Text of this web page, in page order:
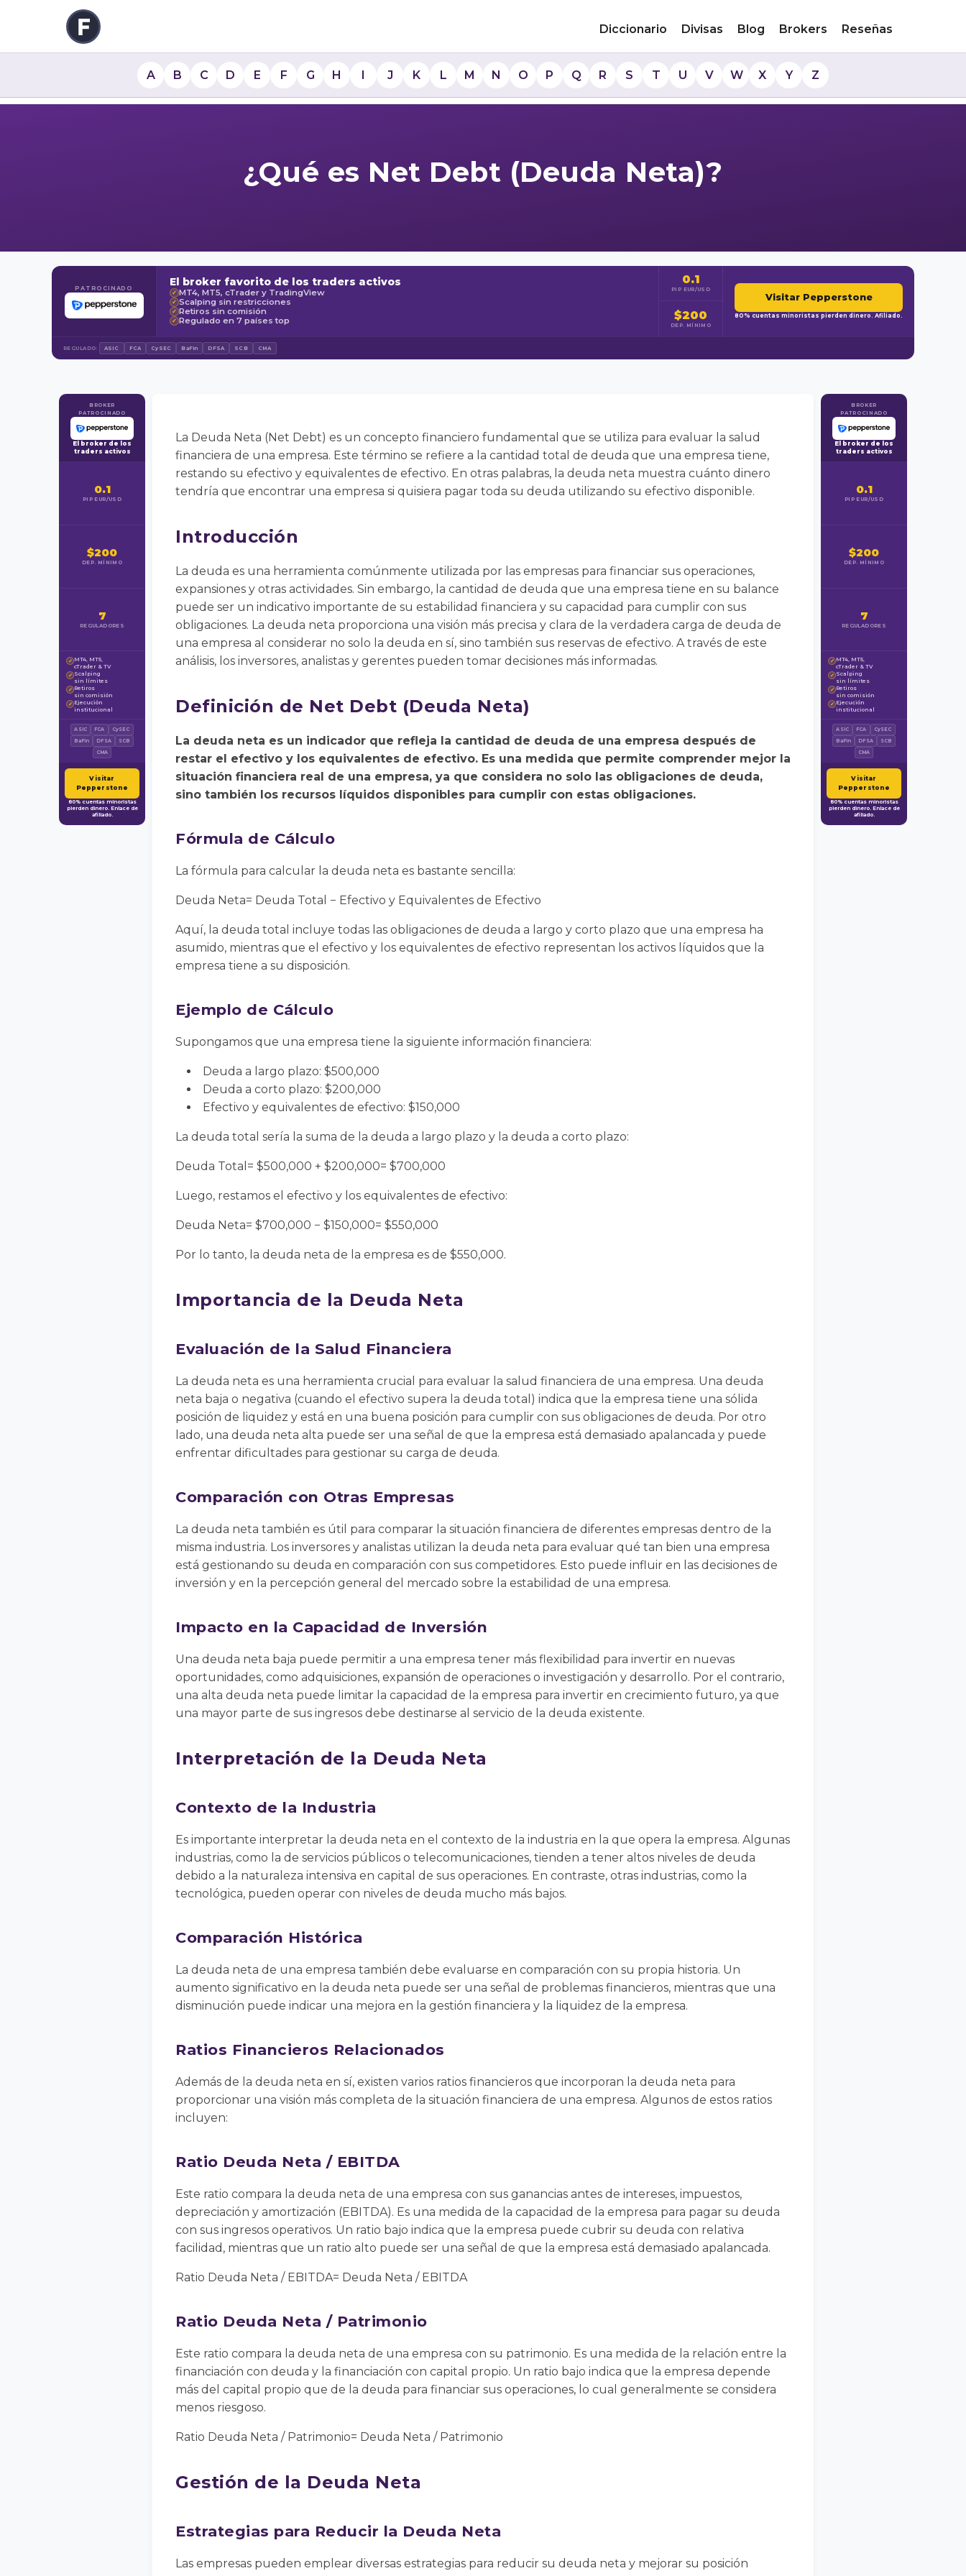
Diccionario Divisas Blog Brokers Reseñas
A B C D E F G H I J K L M N O P Q R S T U V W X Y Z
¿Qué es Net Debt (Deuda Neta)?
PATROCINADO El broker favorito de los traders activos
✓ MT4, MT5, cTrader y TradingView
✓ Scalping sin restricciones
✓ Retiros sin comisión
✓ Regulado en 7 países top
0.1
PIP EUR/USD
$200
DEP. MÍNIMO
Visitar Pepperstone
80% cuentas minoristas pierden dinero. Afiliado.
REGULADO: ASIC FCA CySEC BaFin DFSA SCB CMA
BROKER
PATROCINADO
El broker de los
traders activos
0.1
PIP EUR/USD
$200
DEP. MÍNIMO
7
REGULADORES
✓ MT4, MT5,
cTrader & TV
✓ Scalping
sin límites
✓ Retiros
sin comisión
✓ Ejecución
institucional
ASIC FCA
CySEC
BaFin
DFSA
SCB
CMA
Visitar
Pepperstone
80% cuentas minoristas
pierden dinero. Enlace de
afiliado.
La Deuda Neta (Net Debt) es un concepto financiero fundamental que se utiliza para evaluar la salud
financiera de una empresa. Este término se refiere a la cantidad total de deuda que una empresa tiene,
restando su efectivo y equivalentes de efectivo. En otras palabras, la deuda neta muestra cuánto dinero
tendría que encontrar una empresa si quisiera pagar toda su deuda utilizando su efectivo disponible.
Introducción
La deuda es una herramienta comúnmente utilizada por las empresas para financiar sus operaciones,
expansiones y otras actividades. Sin embargo, la cantidad de deuda que una empresa tiene en su balance
puede ser un indicativo importante de su estabilidad financiera y su capacidad para cumplir con sus
obligaciones. La deuda neta proporciona una visión más precisa y clara de la verdadera carga de deuda de
una empresa al considerar no solo la deuda en sí, sino también sus reservas de efectivo. A través de este
análisis, los inversores, analistas y gerentes pueden tomar decisiones más informadas.
Definición de Net Debt (Deuda Neta)
La deuda neta es un indicador que refleja la cantidad de deuda de una empresa después de
restar el efectivo y los equivalentes de efectivo. Es una medida que permite comprender mejor la
situación financiera real de una empresa, ya que considera no solo las obligaciones de deuda,
sino también los recursos líquidos disponibles para cumplir con estas obligaciones.
Fórmula de Cálculo
La fórmula para calcular la deuda neta es bastante sencilla:
Deuda Neta= Deuda Total − Efectivo y Equivalentes de Efectivo
Aquí, la deuda total incluye todas las obligaciones de deuda a largo y corto plazo que una empresa ha
asumido, mientras que el efectivo y los equivalentes de efectivo representan los activos líquidos que la
empresa tiene a su disposición.
Ejemplo de Cálculo
Supongamos que una empresa tiene la siguiente información financiera:
Deuda a largo plazo: $500,000
Deuda a corto plazo: $200,000
Efectivo y equivalentes de efectivo: $150,000
La deuda total sería la suma de la deuda a largo plazo y la deuda a corto plazo:
Deuda Total= $500,000 + $200,000= $700,000
Luego, restamos el efectivo y los equivalentes de efectivo:
Deuda Neta= $700,000 − $150,000= $550,000
Por lo tanto, la deuda neta de la empresa es de $550,000.
Importancia de la Deuda Neta
Evaluación de la Salud Financiera
La deuda neta es una herramienta crucial para evaluar la salud financiera de una empresa. Una deuda
neta baja o negativa (cuando el efectivo supera la deuda total) indica que la empresa tiene una sólida
posición de liquidez y está en una buena posición para cumplir con sus obligaciones de deuda. Por otro
lado, una deuda neta alta puede ser una señal de que la empresa está demasiado apalancada y puede
enfrentar dificultades para gestionar su carga de deuda.
Comparación con Otras Empresas
La deuda neta también es útil para comparar la situación financiera de diferentes empresas dentro de la
misma industria. Los inversores y analistas utilizan la deuda neta para evaluar qué tan bien una empresa
está gestionando su deuda en comparación con sus competidores. Esto puede influir en las decisiones de
inversión y en la percepción general del mercado sobre la estabilidad de una empresa.
Impacto en la Capacidad de Inversión
Una deuda neta baja puede permitir a una empresa tener más flexibilidad para invertir en nuevas
oportunidades, como adquisiciones, expansión de operaciones o investigación y desarrollo. Por el contrario,
una alta deuda neta puede limitar la capacidad de la empresa para invertir en crecimiento futuro, ya que
una mayor parte de sus ingresos debe destinarse al servicio de la deuda existente.
Interpretación de la Deuda Neta
Contexto de la Industria
Es importante interpretar la deuda neta en el contexto de la industria en la que opera la empresa. Algunas
industrias, como la de servicios públicos o telecomunicaciones, tienden a tener altos niveles de deuda
debido a la naturaleza intensiva en capital de sus operaciones. En contraste, otras industrias, como la
tecnológica, pueden operar con niveles de deuda mucho más bajos.
Comparación Histórica
La deuda neta de una empresa también debe evaluarse en comparación con su propia historia. Un
aumento significativo en la deuda neta puede ser una señal de problemas financieros, mientras que una
disminución puede indicar una mejora en la gestión financiera y la liquidez de la empresa.
Ratios Financieros Relacionados
Además de la deuda neta en sí, existen varios ratios financieros que incorporan la deuda neta para
proporcionar una visión más completa de la situación financiera de una empresa. Algunos de estos ratios
incluyen:
Ratio Deuda Neta / EBITDA
Este ratio compara la deuda neta de una empresa con sus ganancias antes de intereses, impuestos,
depreciación y amortización (EBITDA). Es una medida de la capacidad de la empresa para pagar su deuda
con sus ingresos operativos. Un ratio bajo indica que la empresa puede cubrir su deuda con relativa
facilidad, mientras que un ratio alto puede ser una señal de que la empresa está demasiado apalancada.
Ratio Deuda Neta / EBITDA= Deuda Neta / EBITDA
Ratio Deuda Neta / Patrimonio
Este ratio compara la deuda neta de una empresa con su patrimonio. Es una medida de la relación entre la
financiación con deuda y la financiación con capital propio. Un ratio bajo indica que la empresa depende
más del capital propio que de la deuda para financiar sus operaciones, lo cual generalmente se considera
menos riesgoso.
Ratio Deuda Neta / Patrimonio= Deuda Neta / Patrimonio
Gestión de la Deuda Neta
Estrategias para Reducir la Deuda Neta
Las empresas pueden emplear diversas estrategias para reducir su deuda neta y mejorar su posición
BROKER
PATROCINADO
El broker de los
traders activos
0.1
PIP EUR/USD
$200
DEP. MÍNIMO
7
REGULADORES
✓ MT4, MT5,
cTrader & TV
✓ Scalping
sin límites
✓ Retiros
sin comisión
✓ Ejecución
institucional
ASIC FCA
CySEC
BaFin
DFSA
SCB
CMA
Visitar
Pepperstone
80% cuentas minoristas
pierden dinero. Enlace de
afiliado.